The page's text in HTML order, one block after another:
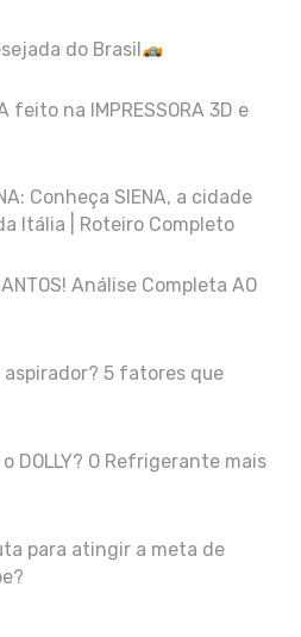
do Brasil
feito na IMPRESSORA 3D e
Conheça SIENA, a cidade
Itália | Roteiro Completo
Análise Completa AO
aspirador? 5 fatores que
o DOLLY? O Refrigerante mais
para atingir a meta de